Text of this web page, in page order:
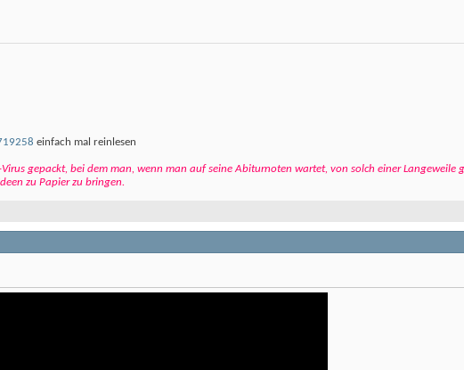
einfach mal reinlesen
gepackt, bei dem man, wenn man auf seine Abiturnoten wartet, von solch einer Langeweile
zu Papier zu bringen.